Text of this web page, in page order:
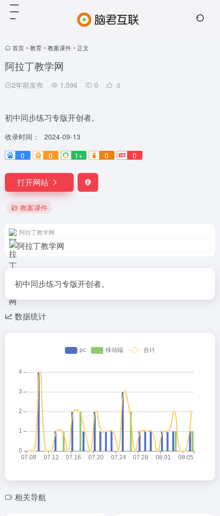
首页 • 教育 • 教案课件 • 正文
阿拉丁教学网
2年前发布 1,596 0 0
初中同步练习专版开创者。
收录时间：
2024-09-13
0
0 1+ 0 0
打开网站
教案课件
阿拉丁教学网
初中同步练习专版开创者。
数据统计
相关导航